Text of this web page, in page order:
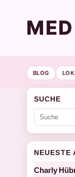
BLOG
SUCHE
NEUESTE
Charly